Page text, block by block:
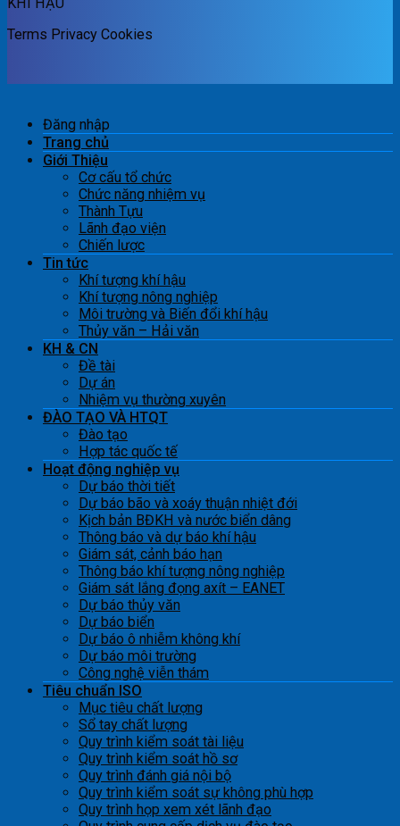
Terms Privacy Cookies
Đăng nhập
Trang chủ
Giới Thiệu
Cơ cấu tổ chức
Chức năng nhiệm vụ
Thành Tựu
Lãnh đạo viện
Chiến lược
Tin tức
Khí tượng khí hậu
Khí tượng nông nghiệp
Môi trường và Biến đổi khí hậu
Thủy văn – Hải văn
KH & CN
Đề tài
Dự án
Nhiệm vụ thường xuyên
ĐÀO TẠO VÀ HTQT
Đào tạo
Hợp tác quốc tế
Hoạt động nghiệp vụ
Dự báo thời tiết
Dự báo bão và xoáy thuận nhiệt đới
Kịch bản BĐKH và nước biển dâng
Thông báo và dự báo khí hậu
Giám sát, cảnh báo hạn
Thông báo khí tượng nông nghiệp
Giám sát lắng đọng axít – EANET
Dự báo thủy văn
Dự báo biển
Dự báo ô nhiễm không khí
Dự báo môi trường
Công nghệ viễn thám
Tiêu chuẩn ISO
Mục tiêu chất lượng
Sổ tay chất lượng
Quy trình kiểm soát tài liệu
Quy trình kiểm soát hồ sơ
Quy trình đánh giá nội bộ
Quy trình kiểm soát sự không phù hợp
Quy trình họp xem xét lãnh đạo